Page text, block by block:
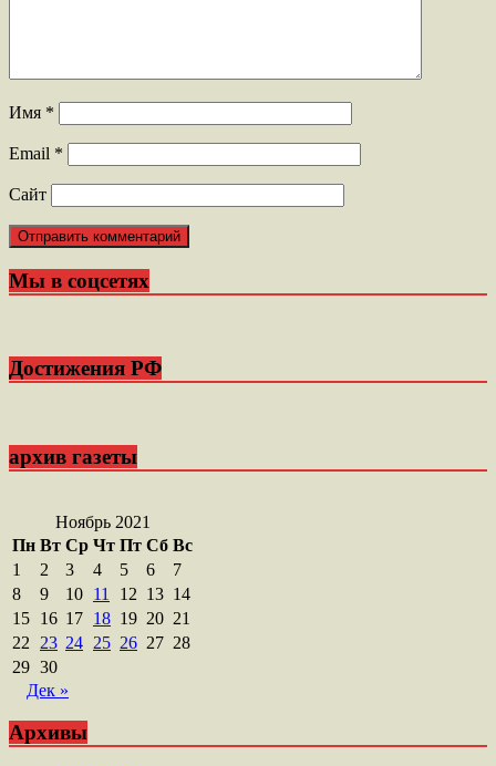
Имя *
Email *
Сайт
Мы в соцсетях
Достижения РФ
архив газеты
Ноябрь 2021
Пн Вт Ср Чт Пт Сб Вс
1
2 3 4 5 6
7
8
9 10 11 12 13 14
15 16 17 18 19 20 21
22
23 24 25 26 27 28
29 30
Дек »
Архивы